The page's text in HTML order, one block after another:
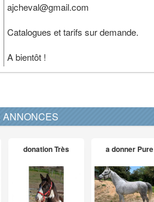
ajcheval@gmail.com
Catalogues et tarifs sur demande.
A bientôt !
donation Très a donner Pure